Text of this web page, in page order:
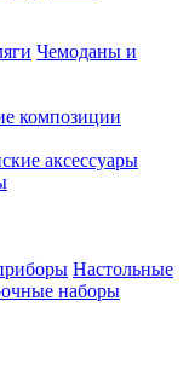
Чемоданы и
композиции
аксессуары
Настольные
наборы